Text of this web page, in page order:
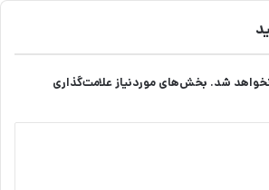
شد. بخش‌های موردنیاز علامت‌گذاری